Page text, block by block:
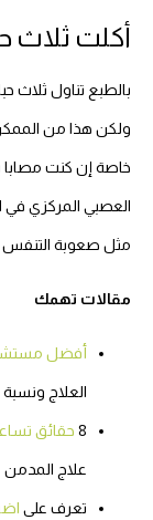
أكلت ثلاث
بالطبع تناول ثلاث
ولكن هذا من الممكن
خاصة إن كنت مصابا
العصبي المركزي
مثل صعوبة التنفس
مقالات تهمك
أفضل
العلاج ونسبة
8 حقائق
علاج المدمن
تعرف على